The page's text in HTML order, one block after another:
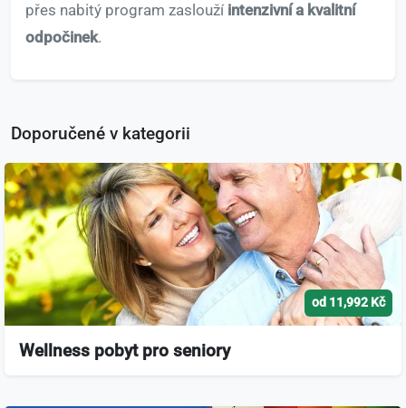
přes nabitý program zaslouží intenzivní a kvalitní
odpočinek.
Doporučené v kategorii
od 11,992 Kč
Wellness pobyt pro seniory